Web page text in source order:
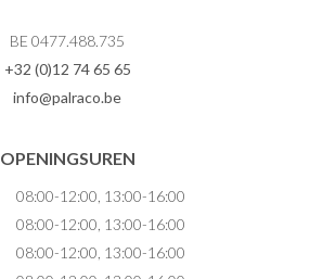
BE 0477.488.735
+32 (0)12 74 65 65
info@palraco.be
OPENINGSUREN
08:00-12:00, 13:00-16:00
08:00-12:00, 13:00-16:00
08:00-12:00, 13:00-16:00